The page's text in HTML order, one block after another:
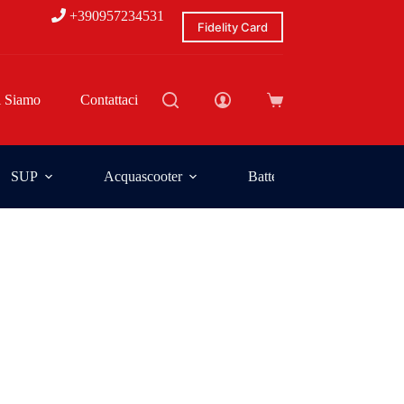
+390957234531
Fidelity Card
Siamo Contattaci
SUP Acquascooter Batterie